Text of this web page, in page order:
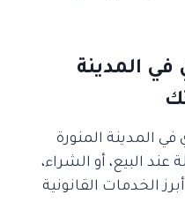
المدينة
المدينة المنورة
البيع، أو الشراء،
الخدمات القانونية